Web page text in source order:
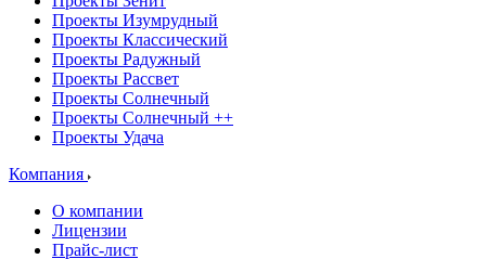
Проекты Изумрудный
Проекты Классический
Проекты Радужный
Проекты Рассвет
Проекты Солнечный
Проекты Солнечный ++
Проекты Удача
Компания
О компании
Лицензии
Прайс-лист